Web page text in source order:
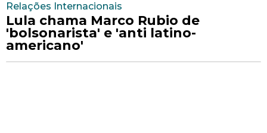
Relações Internacionais
Lula chama Marco Rubio de
'bolsonarista' e 'anti latino-
americano'